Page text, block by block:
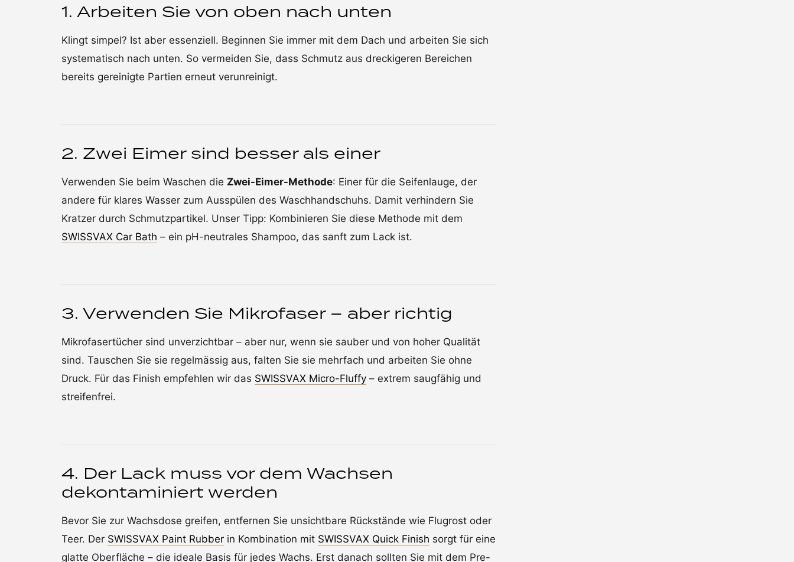
1. Arbeiten Sie von oben nach unten
Klingt simpel? Ist aber essenziell. Beginnen Sie immer mit dem Dach und arbeiten Sie sich
systematisch nach unten. So vermeiden Sie, dass Schmutz aus dreckigeren Bereichen
bereits gereinigte Partien erneut verunreinigt.
2. Zwei Eimer sind besser als einer
Verwenden Sie beim Waschen die Zwei-Eimer-Methode: Einer für die Seifenlauge, der
andere für klares Wasser zum Ausspülen des Waschhandschuhs. Damit verhindern Sie
Kratzer durch Schmutzpartikel. Unser Tipp: Kombinieren Sie diese Methode mit dem
SWISSVAX Car Bath – ein pH-neutrales Shampoo, das sanft zum Lack ist.
3. Verwenden Sie Mikrofaser – aber richtig
Mikrofasertücher sind unverzichtbar – aber nur, wenn sie sauber und von hoher Qualität
sind. Tauschen Sie sie regelmässig aus, falten Sie sie mehrfach und arbeiten Sie ohne
Druck. Für das Finish empfehlen wir das SWISSVAX Micro-Fluffy – extrem saugfähig und
streifenfrei.
4. Der Lack muss vor dem Wachsen
dekontaminiert werden
Bevor Sie zur Wachsdose greifen, entfernen Sie unsichtbare Rückstände wie Flugrost oder
Teer. Der SWISSVAX Paint Rubber in Kombination mit SWISSVAX Quick Finish sorgt für eine
glatte Oberfläche – die ideale Basis für jedes Wachs. Erst danach sollten Sie mit dem Pre-